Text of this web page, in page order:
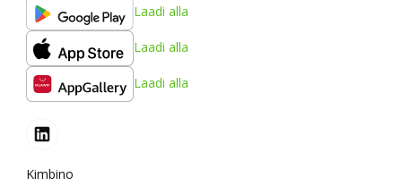
Laadi alla
Laadi alla
Laadi alla
Kimbino